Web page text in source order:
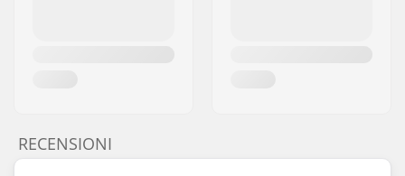
RECENSIONI